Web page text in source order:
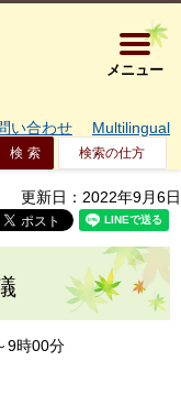
大阪府箕
メニュー
い合わせ Multilingual
検索の仕方
更新日：2022年9月6日
9時00分